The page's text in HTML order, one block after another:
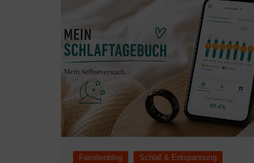
Familienblog Schlaf & Entspannung